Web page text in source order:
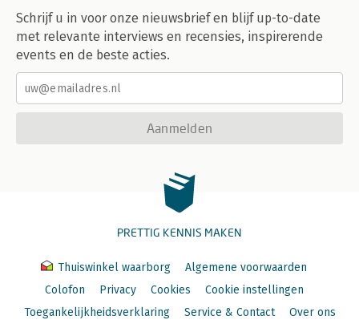
Schrijf u in voor onze nieuwsbrief en blijf up-to-date
met relevante interviews en recensies, inspirerende
events en de beste acties.
Aanmelden
PRETTIG KENNIS MAKEN
Thuiswinkel waarborg
Algemene voorwaarden
Colofon
Privacy Cookies
Cookie instellingen
Toegankelijkheidsverklaring
Service & Contact Over ons